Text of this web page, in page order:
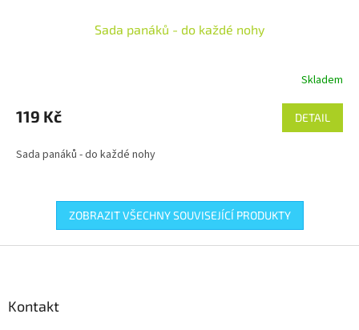
Sada panáků - do každé nohy
Skladem
119 Kč DETAIL
Sada panáků - do každé nohy
ZOBRAZIT VŠECHNY SOUVISEJÍCÍ PRODUKTY
Kontakt